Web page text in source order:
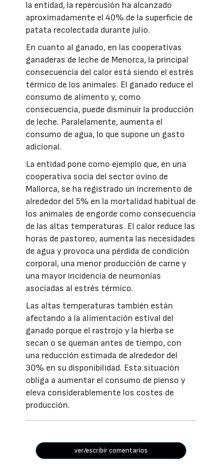
la entidad, la repercusión ha alcanzado
aproximadamente el 40% de la superficie de
patata recolectada durante julio.
En cuanto al ganado, en las cooperativas
ganaderas de leche de Menorca, la principal
consecuencia del calor está siendo el estrés
térmico de los animales. El ganado reduce el
consumo de alimento y, como
consecuencia, puede disminuir la producción
de leche. Paralelamente, aumenta el
consumo de agua, lo que supone un gasto
adicional.
La entidad pone como ejemplo que, en una
cooperativa socia del sector ovino de
Mallorca, se ha registrado un incremento de
alrededor del 5% en la mortalidad habitual de
los animales de engorde como consecuencia
de las altas temperaturas. El calor reduce las
horas de pastoreo, aumenta las necesidades
de agua y provoca una pérdida de condición
corporal, una menor producción de carne y
una mayor incidencia de neumonías
asociadas al estrés térmico.
Las altas temperaturas también están
afectando a la alimentación estival del
ganado porque el rastrojo y la hierba se
secan o se queman antes de tiempo, con
una reducción estimada de alrededor del
30% en su disponibilidad. Esta situación
obliga a aumentar el consumo de pienso y
eleva considerablemente los costes de
producción.
ver/escribir comentarios